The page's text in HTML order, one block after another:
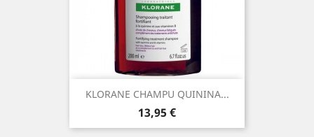
KLORANE CHAMPU QUININA...
Precio
13,95 €